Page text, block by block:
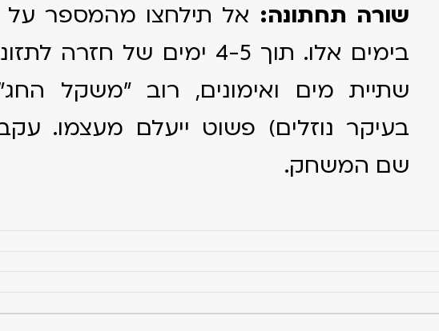
שורה תחתונה: אל תילחצו מהמספר
בימים אלו. תוך 4-5 ימים של חזרה
שתיית מים ואימונים, רוב "משקל
בעיקר נוזלים) פשוט ייעלם מעצמו.
שם המשחק.